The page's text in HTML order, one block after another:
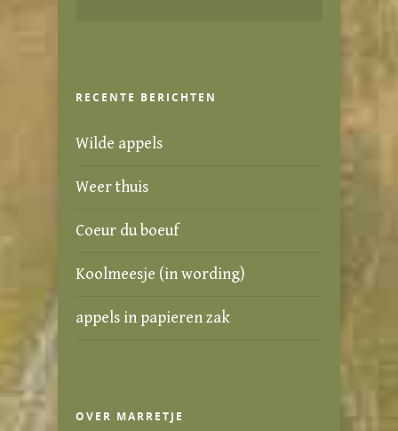
RECENTE BERICHTEN
Wilde appels
Weer thuis
Coeur du boeuf
Koolmeesje (in wording)
appels in papieren zak
OVER MARRETJE